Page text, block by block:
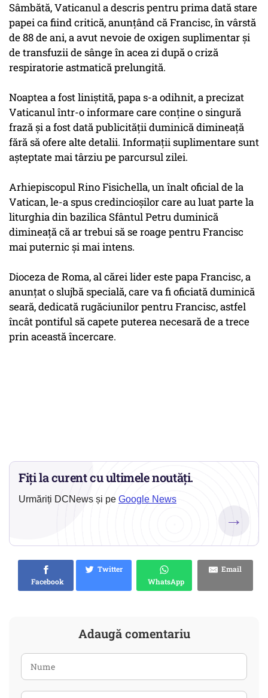
Sâmbătă, Vaticanul a descris pentru prima dată stare
papei ca fiind critică, anunţând că Francisc, în vârstă
de 88 de ani, a avut nevoie de oxigen suplimentar şi
de transfuzii de sânge în acea zi după o criză
respiratorie astmatică prelungită.
Noaptea a fost liniştită, papa s-a odihnit, a precizat
Vaticanul într-o informare care conţine o singură
frază şi a fost dată publicităţii duminică dimineaţă
fără să ofere alte detalii. Informaţii suplimentare sunt
aşteptate mai târziu pe parcursul zilei.
Arhiepiscopul Rino Fisichella, un înalt oficial de la
Vatican, le-a spus credincioşilor care au luat parte la
liturghia din bazilica Sfântul Petru duminică
dimineaţă că ar trebui să se roage pentru Francisc
mai puternic şi mai intens.
Dioceza de Roma, al cărei lider este papa Francisc, a
anunţat o slujbă specială, care va fi oficiată duminică
seară, dedicată rugăciunilor pentru Francisc, astfel
încât pontiful să capete puterea necesară de a trece
prin această încercare.
Fiți la curent cu ultimele noutăți.
Urmăriți DCNews și pe Google News
→
Facebook
Twitter
WhatsApp
Email
Adaugă comentariu